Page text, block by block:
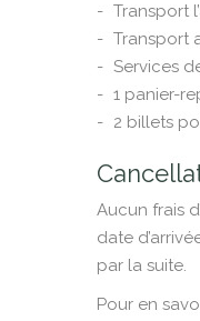
Transport
Transport
Services
1 panier-
2 billets
Aucun frais
date
par la suite.
Pour en